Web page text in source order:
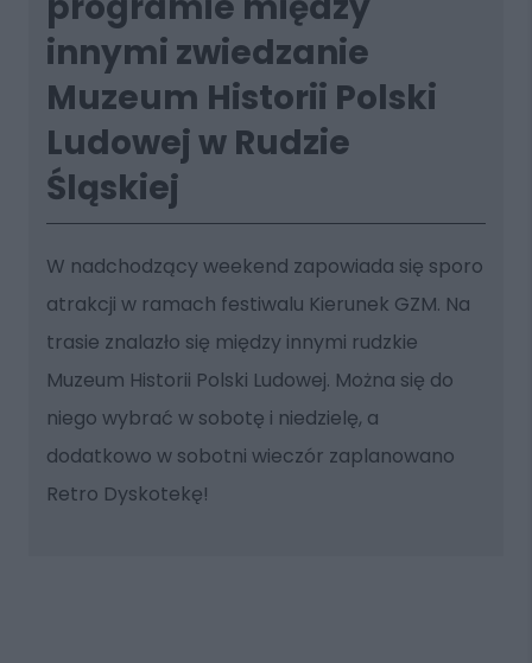
innymi zwiedzanie
Muzeum Historii Polski
Ludowej w Rudzie
Śląskiej
W nadchodzący weekend zapowiada się sporo
atrakcji w ramach festiwalu Kierunek GZM. Na
trasie znalazło się między innymi rudzkie
Muzeum Historii Polski Ludowej. Można się do
niego wybrać w sobotę i niedzielę, a
dodatkowo w sobotni wieczór zaplanowano
Retro Dyskotekę!